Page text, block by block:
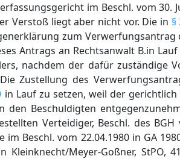
im Beschl. vom 30.
Verstoß liegt aber nicht vor. Die in §
zum
Antrags an Rechtsanwalt B.in
nachdem der dafür zuständige
Zustellung des
in Lauf zu setzen, weil der
Beschuldigten
Verteidiger, Beschl. des BGH
Beschl. vom 22.04.1980 in GA
Meyer-Goßner, StPO,